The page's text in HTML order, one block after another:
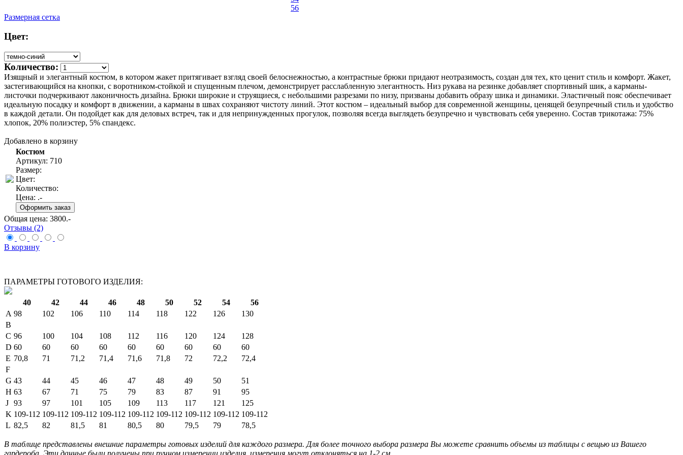
56
Размерная сетка
Цвет:
Количество:
Изящный и элегантный костюм, в котором жакет притягивает взгляд своей белоснежностью, а контрастные брюки придают неотразимость, создан для тех, кто ценит стиль и комфорт. Жакет,
застегивающийся на кнопки, с воротником-стойкой и спущенным плечом, демонстрирует расслабленную элегантность. Низ рукава на резинке добавляет спортивный шик, а карманы-
листочки подчеркивают лаконичность дизайна. Брюки широкие и струящиеся, с небольшими разрезами по низу, призваны добавить образу шика и динамики. Эластичный пояс обеспечивает
идеальную посадку и комфорт в движении, а карманы в швах сохраняют чистоту линий. Этот костюм – идеальный выбор для современной женщины, ценящей безупречный стиль и удобство
в каждой детали. Он подойдет как для деловых встреч, так и для непринужденных прогулок, позволяя всегда выглядеть безупречно и чувствовать себя уверенно. Состав трикотажа: 75%
хлопок, 20% полиэстер, 5% спандекс.
Добавлено в корзину
Костюм
Артикул: 710
Размер:
Цвет:
Количество:
Цена: .-
Общая цена: 3800.-
Отзывы (2)
В корзину
ПАРАМЕТРЫ ГОТОВОГО ИЗДЕЛИЯ:
40 42 44 46 48 50 52 54
56
A 98 102 106 110 114 118 122 126
130
B
C 96 100 104 108 112 116 120 124
128
D 60 60 60 60 60 60 60 60
60
E 70,8 71 71,2 71,4 71,6 71,8 72 72,2
72,4
F
G 43 44 45 46 47 48 49 50
51
H 63 67 71 75 79 83 87 91
95
J 93 97 101 105 109 113 117 121
125
K 109-112 109-112 109-112 109-112 109-112 109-112 109-112 109-112 109-112
L 82,5 82 81,5 81 80,5 80 79,5 79 78,5
В таблице представлены внешние параметры готовых изделий для каждого размера. Для более точного выбора размера Вы можете сравнить объемы из таблицы с вещью из Вашего